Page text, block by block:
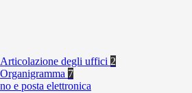
Articolazione degli uffici 2
Organigramma 7
e posta elettronica